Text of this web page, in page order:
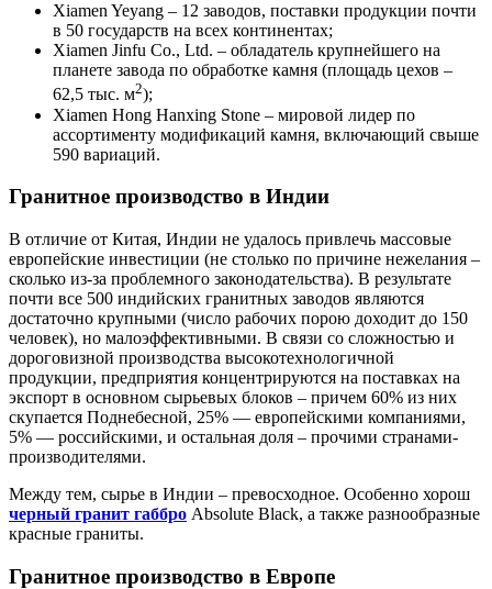
Xiamen Yeyang – 12 заводов, поставки продукции почти
в 50 государств на всех континентах;
Xiamen Jinfu Co., Ltd. – обладатель крупнейшего на
планете завода по обработке камня (площадь цехов –
62,5 тыс. м2);
Xiamen Hong Hanxing Stone – мировой лидер по
ассортименту модификаций камня, включающий свыше
590 вариаций.
Гранитное производство в Индии
В отличие от Китая, Индии не удалось привлечь массовые
европейские инвестиции (не столько по причине нежелания –
сколько из-за проблемного законодательства). В результате
почти все 500 индийских гранитных заводов являются
достаточно крупными (число рабочих порою доходит до 150
человек), но малоэффективными. В связи со сложностью и
дороговизной производства высокотехнологичной
продукции, предприятия концентрируются на поставках на
экспорт в основном сырьевых блоков – причем 60% из них
скупается Поднебесной, 25% — европейскими компаниями,
5% — российскими, и остальная доля – прочими странами-
производителями.
Между тем, сырье в Индии – превосходное. Особенно хорош
черный гранит габбро Absolute Black, а также разнообразные
красные граниты.
Гранитное производство в Европе